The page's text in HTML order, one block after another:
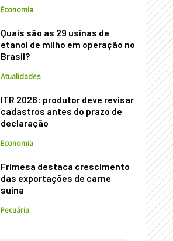
Economia
Quais são as 29 usinas de
etanol de milho em operação no
Brasil?
Atualidades
ITR 2026: produtor deve revisar
cadastros antes do prazo de
declaração
Economia
Frimesa destaca crescimento
das exportações de carne
suína
Pecuária